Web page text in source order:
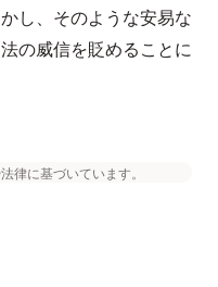
し、そのような安易な
の威信を貶めることに
律に基づいています。